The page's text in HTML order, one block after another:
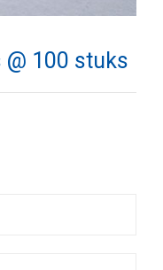
100 stuks